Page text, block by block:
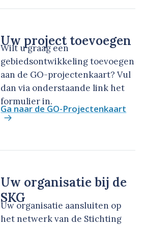
Uw project toevoegen
Wilt u graag een
gebiedsontwikkeling toevoegen
aan de GO-projectenkaart? Vul
dan via onderstaande link het
formulier in.
Ga naar de GO-Projectenkaart
Uw organisatie bij de
SKG
Uw organisatie aansluiten op
het netwerk van de Stichting